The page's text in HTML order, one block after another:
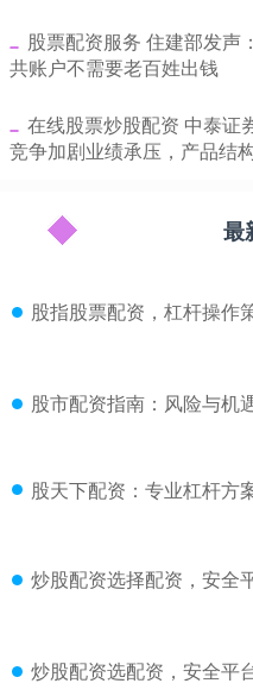
股票配资服务 住建部发声
共账户不需要老百姓出钱
在线股票炒股配资 中泰证
竞争加剧业绩承压，产品结
最
股指股票配资，杠杆操作
股市配资指南：风险与机
股天下配资：专业杠杆方
炒股配资选择配资，安全
炒股配资选配资，安全平